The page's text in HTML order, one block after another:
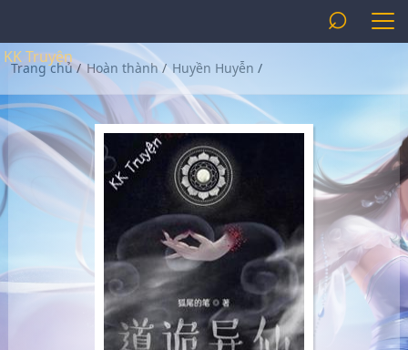
KK Truyện
⌕
Trang chủ/ Hoàn thành/ Huyền Huyễn /